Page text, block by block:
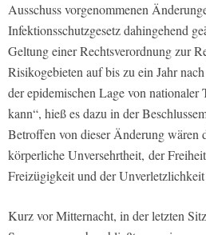
Ausschuss vorgenommenen
Infektionsschutzgesetz dahingehend
Geltung einer Rechtsverordnung zur
Risikogebieten auf bis zu ein Jahr
der epidemischen Lage von nationaler
kann“, hieß es dazu in der
Betroffen von dieser Änderung wären
körperliche Unversehrtheit, der
Freizügigkeit und der
Kurz vor Mitternacht, in der letzten